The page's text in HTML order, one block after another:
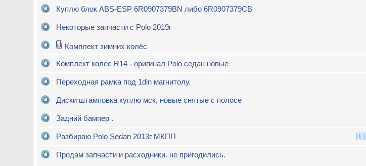
Куплю блок ABS-ESP 6R0907379BN либо 6R0907379CB
Некоторые запчасти с Polo 2019г
Комплект зимних колёс
Комплект колес R14 - оригинал Polo седан новые
Переходная рамка под 1din магнитолу.
Диски штамповка куплю мск, новые снятые с полосе
Задний бампер .
Разбираю Polo Sedan 2013г МКПП 1
Продам запчасти и расходники. не пригодились.